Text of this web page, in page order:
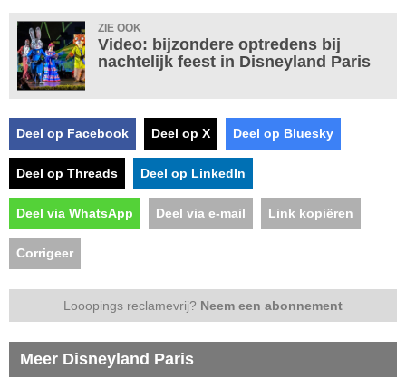
ZIE OOK
Video: bijzondere optredens bij
nachtelijk feest in Disneyland Paris
Deel op Facebook Deel op X Deel op Bluesky
Deel op Threads Deel op LinkedIn
Deel via WhatsApp Deel via e-mail Link kopiëren
Corrigeer
Looopings reclamevrij? Neem een abonnement
Meer Disneyland Paris